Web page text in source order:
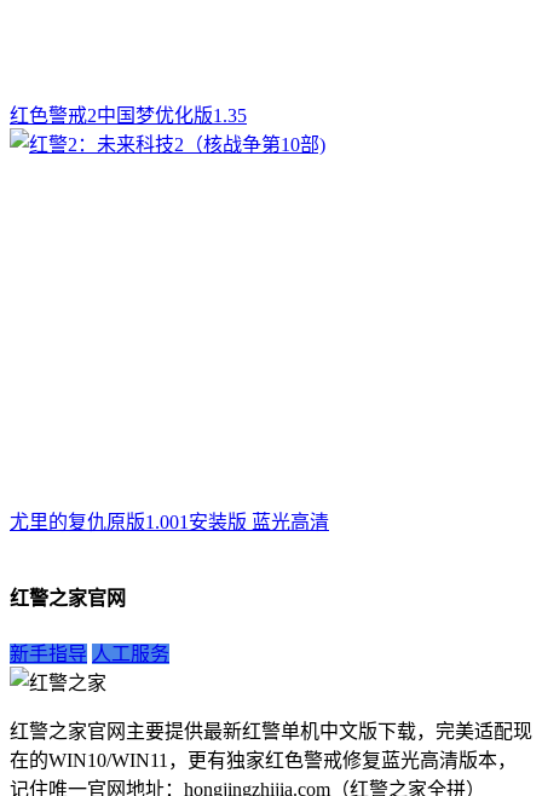
红色警戒2中国梦优化版1.35
尤里的复仇原版1.001安装版 蓝光高清
红警之家官网
新手指导 人工服务
红警之家官网主要提供最新红警单机中文版下载，完美适配现
在的WIN10/WIN11，更有独家红色警戒修复蓝光高清版本，
记住唯一官网地址：hongjingzhijia.com（红警之家全拼）